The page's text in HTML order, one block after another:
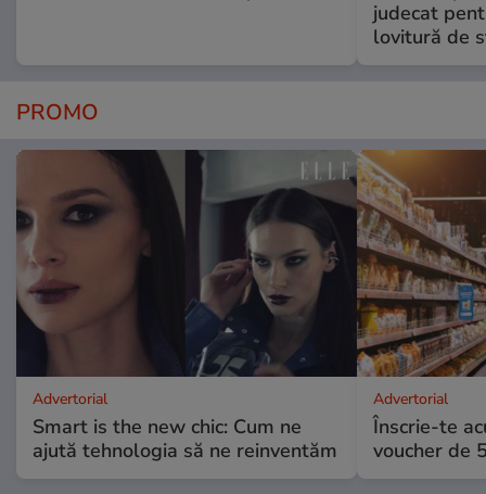
judecat
lovitură de
PROMO
Advertorial
Smart is the new chic: Cum ne
ajută tehnologia să ne reinventăm
Advertorial
Înscrie-te
voucher de